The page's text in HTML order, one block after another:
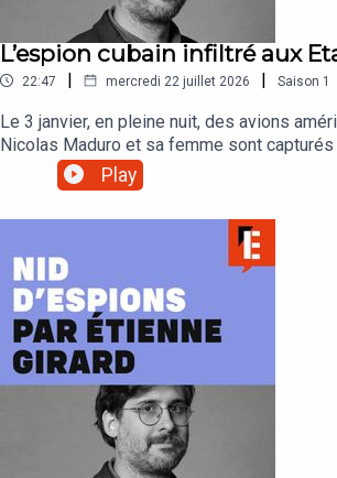
L’espion cubain infiltré aux
22:47 | mercredi 22 juillet 2026 | Saison 1
Le 3 janvier, en pleine nuit, des avions
Nicolas Maduro et sa femme sont
du Maduro par la CIA. Des espions
président vénézuélien. Et après Caracas,
préparation... Mais les Cubains aussi ont
de quarante ans... Cette semaine, dans
continent américain, nous racontent
au rôle majeur des espions dans les
épisode a été écrit par Charlotte Baris,
habillage : Emmanuel Herschon / Studio
Play